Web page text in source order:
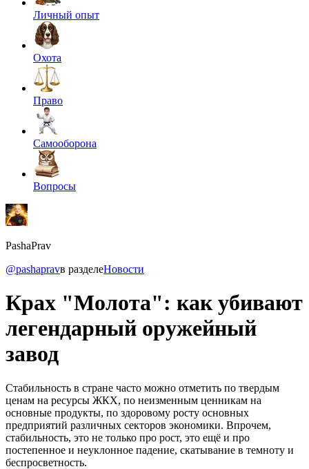
Личный опыт
Охота
Право
Самооборона
Вопросы
PashaPrav
@pashapravв разделеНовости
Крах "Молота": как убивают
легендарный оружейный
завод
Стабильность в стране часто можно отметить по твердым
ценам на ресурсы ЖКХ, по неизменным ценникам на
основные продукты, по здоровому росту основных
предприятий различных секторов экономики. Впрочем,
стабильность, это не только про рост, это ещё и про
постепенное и неуклонное падение, скатывание в темноту и
беспросветность.